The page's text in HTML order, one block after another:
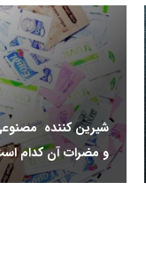
شیرین کننده
و مضرات آن کدام